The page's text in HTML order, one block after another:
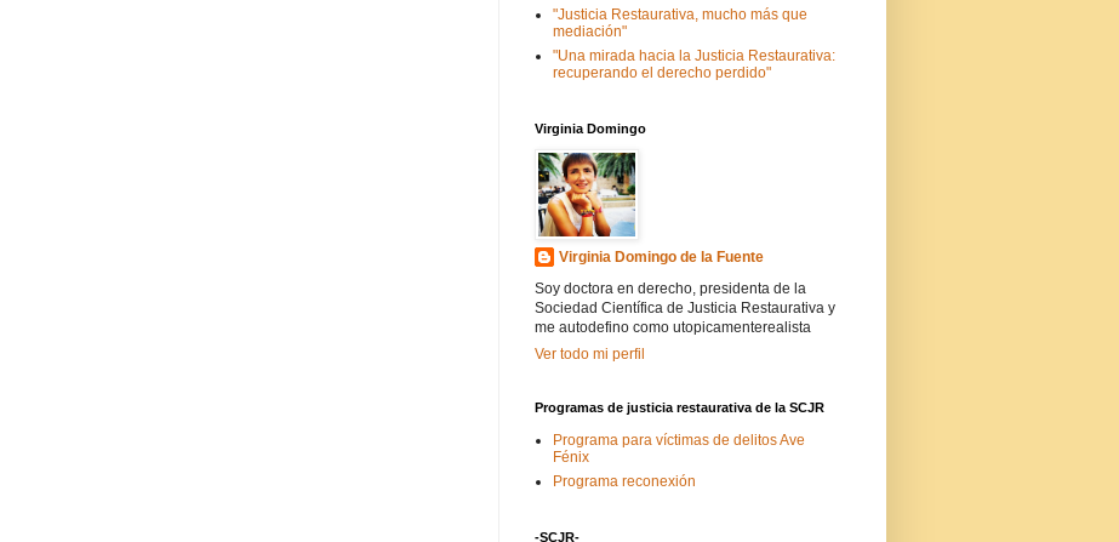
"Justicia Restaurativa, mucho más que
mediación"
"Una mirada hacia la Justicia Restaurativa:
recuperando el derecho perdido"
Virginia Domingo
Virginia Domingo de la Fuente
Soy doctora en derecho, presidenta de la
Sociedad Científica de Justicia Restaurativa y
me autodefino como utopicamenterealista
Ver todo mi perfil
Programas de justicia restaurativa de la SCJR
Programa para víctimas de delitos Ave
Fénix
Programa reconexión
-SCJR-